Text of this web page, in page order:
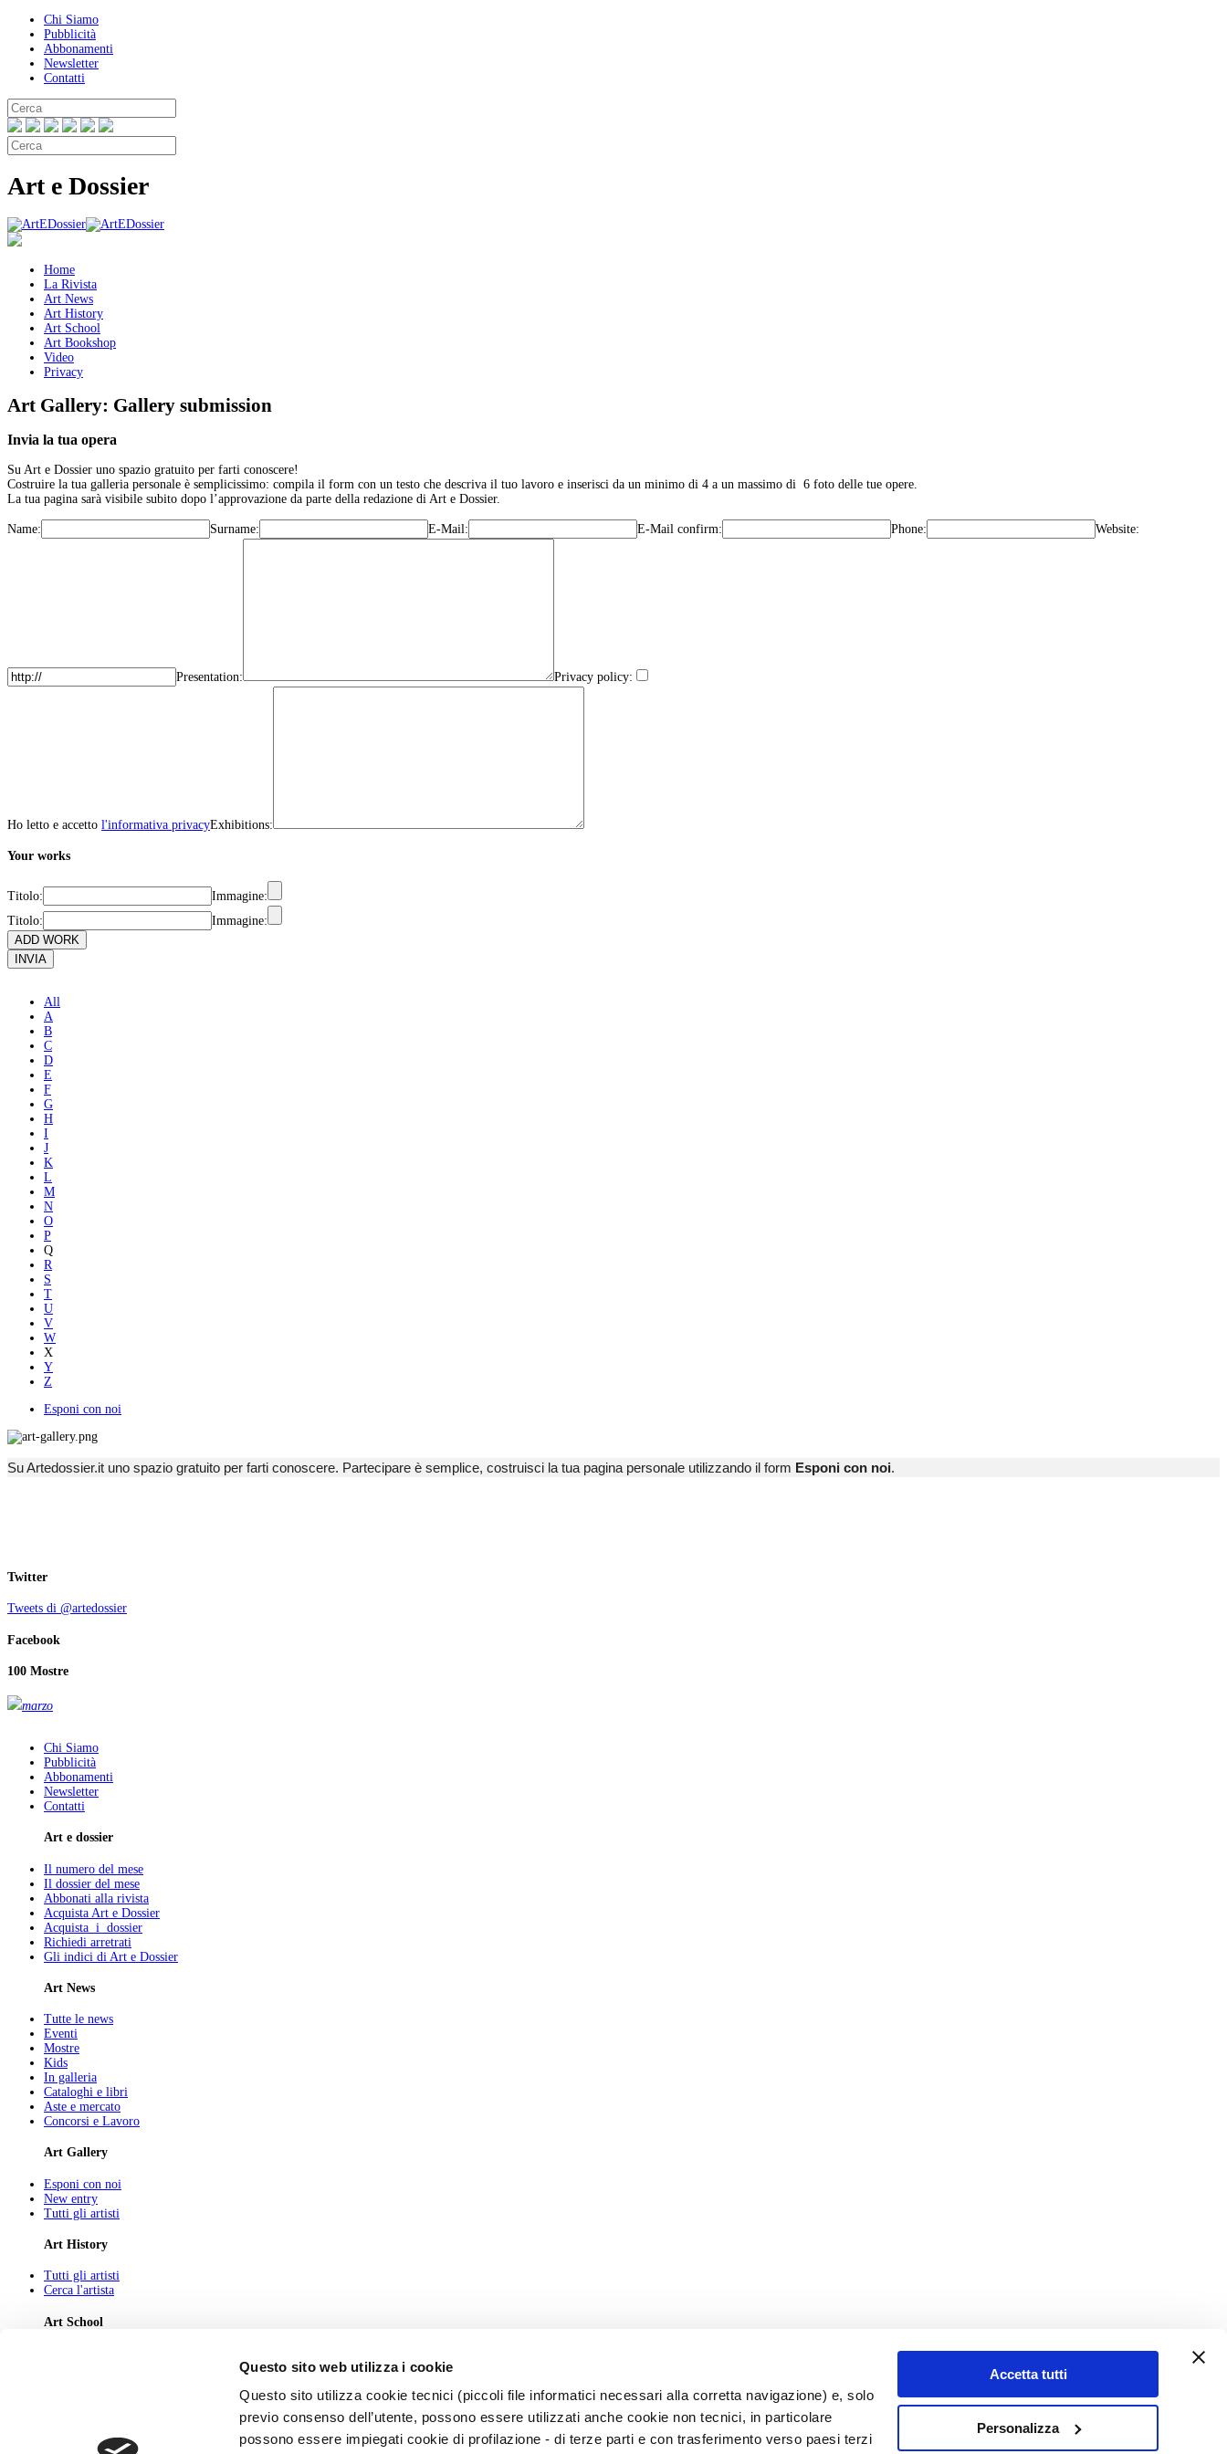
Questo sito web utilizza i cookie
Questo sito utilizza cookie tecnici (piccoli file informatici necessari alla corretta navigazione) e, solo
previo consenso dell’utente, possono essere utilizzati anche cookie non tecnici, in particolare
possono essere impiegati cookie di profilazione - di terze parti e con trasferimento verso paesi terzi
Accetta tutti
Personalizza
Chi Siamo
Pubblicità
Abbonamenti
Newsletter
Contatti
Art e Dossier
Home
La Rivista
Art News
Art History
Art School
Art Bookshop
Video
Privacy
Art Gallery: Gallery submission
Invia la tua opera
Su Art e Dossier uno spazio gratuito per farti conoscere!
Costruire la tua galleria personale è semplicissimo: compila il form con un testo che descriva il tuo lavoro e inserisci da un minimo di 4 a un massimo di 6 foto delle tue opere.
La tua pagina sarà visibile subito dopo l’approvazione da parte della redazione di Art e Dossier.
Name: Surname: E-Mail: E-Mail confirm: Phone: Website:
Presentation: Privacy policy:
Ho letto e accetto l'informativa privacyExhibitions:
Your works
Titolo:
Immagine:
Titolo:
Immagine:
ADD WORK
INVIA
All
A
B
C
D
E
F
G
H
I
J
K
L
M
N
O
P
Q
R
S
T
U
V
W
X
Y
Z
Esponi con noi
Su Artedossier.it uno spazio gratuito per farti conoscere. Partecipare è semplice, costruisci la tua pagina personale utilizzando il form Esponi con noi.
Twitter
Tweets di @artedossier
Facebook
100 Mostre
marzo
Chi Siamo
Pubblicità
Abbonamenti
Newsletter
Contatti
Art e dossier
Il numero del mese
Il dossier del mese
Abbonati alla rivista
Acquista Art e Dossier
Acquista i dossier
Richiedi arretrati
Gli indici di Art e Dossier
Art News
Tutte le news
Eventi
Mostre
Kids
In galleria
Cataloghi e libri
Aste e mercato
Concorsi e Lavoro
Art Gallery
Esponi con noi
New entry
Tutti gli artisti
Art History
Tutti gli artisti
Cerca l'artista
Art School